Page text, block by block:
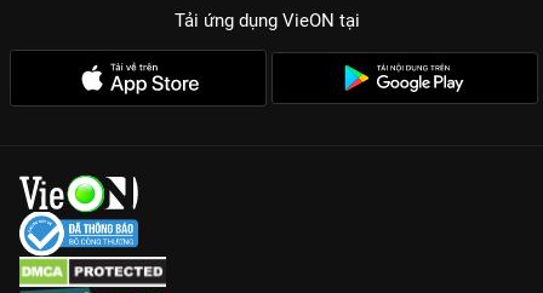
Tải ứng dụng VieON tại